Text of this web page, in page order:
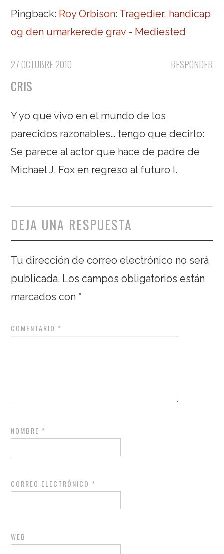
Pingback: Roy Orbison: Tragedier, handicap
og den umarkerede grav - Mediested
RESPONDER
27 OCTUBRE 2010
CRIS
Y yo que vivo en el mundo de los
parecidos razonables… tengo que decirlo:
Se parece al actor que hace de padre de
Michael J. Fox en regreso al futuro I.
DEJA UNA RESPUESTA
Tu dirección de correo electrónico no será
publicada. Los campos obligatorios están
marcados con *
COMENTARIO *
NOMBRE *
CORREO ELECTRÓNICO *
WEB